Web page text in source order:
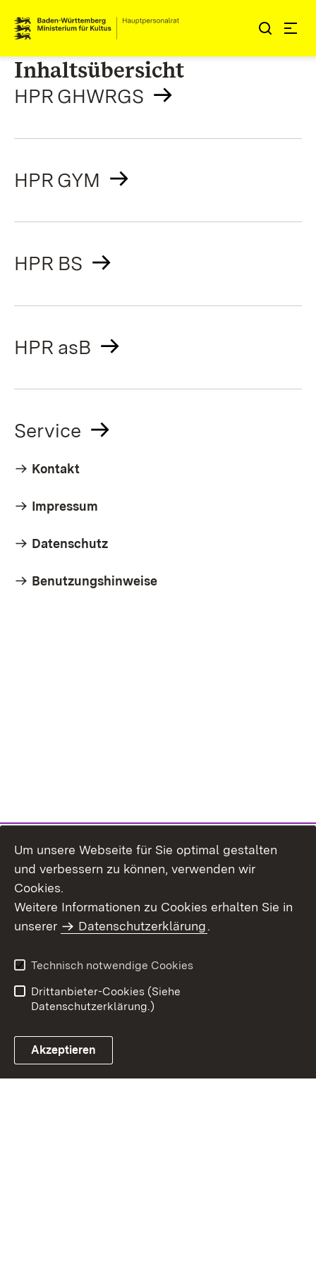
Zum Inhalt springen
Link zur Startseite
Inhaltsübersicht
HPR GHWRGS
HPR GYM
HPR BS
HPR asB
Service
Kontakt
Impressum
Datenschutz
Benutzungshinweise
Benutzungshinweise
Erklärung zur
Um unsere Webseite für Sie optimal gestalten
und verbessern zu können, verwenden wir
Cookies.
Weitere Informationen zu Cookies erhalten Sie in
unserer
Datenschutzerklärung.
Technisch notwendige Cookies
Drittanbieter-Cookies (Siehe
Datenschutzerklärung.)
Akzeptieren